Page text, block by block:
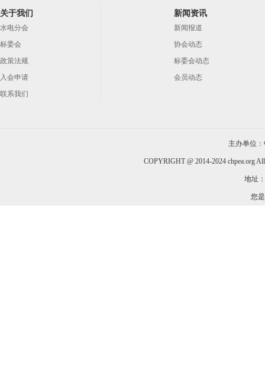
关于我们
水电分会
标委会
政策法规
入会申请
联系我们
新闻资讯
新闻报道
协会动态
标委会动态
会员动态
主办单位
COPYRIGHT @ 2014-2024 chpea.org
地址
您